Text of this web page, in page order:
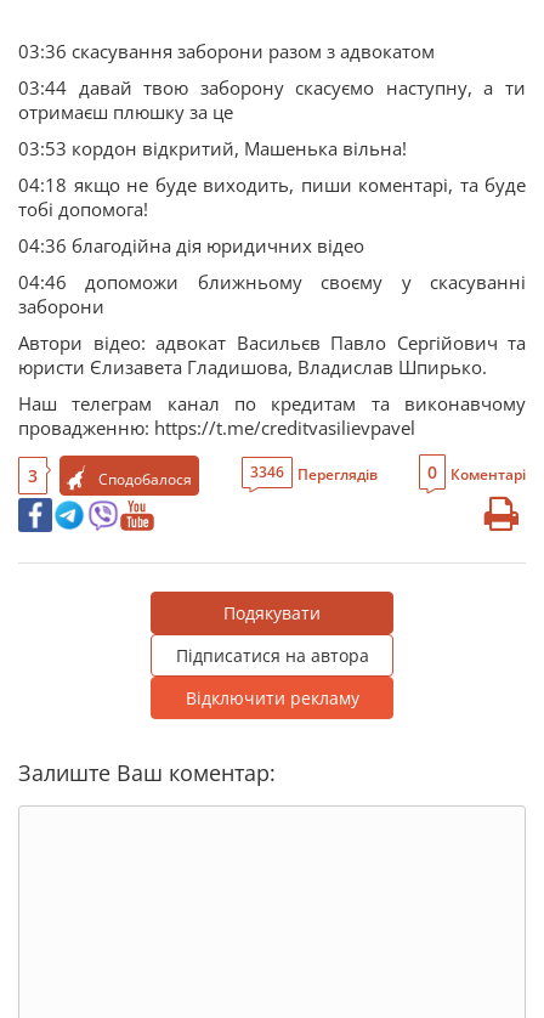
03:36 скасування заборони разом з адвокатом
03:44 давай твою заборону скасуємо наступну, а ти
отримаєш плюшку за це
03:53 кордон відкритий, Машенька вільна!
04:18 якщо не буде виходить, пиши коментарі, та буде
тобі допомога!
04:36 благодійна дія юридичних відео
04:46 допоможи ближньому своєму у скасуванні
заборони
Автори відео: адвокат Васильєв Павло Сергійович та
юристи Єлизавета Гладишова, Владислав Шпирько.
Наш телеграм канал по кредитам та виконавчому
провадженню: https://t.me/creditvasilievpavel
3 Сподобалося 3346 Переглядів 0 Коментарі
Подякувати
Підписатися на автора
Відключити рекламу
Залиште Ваш коментар: